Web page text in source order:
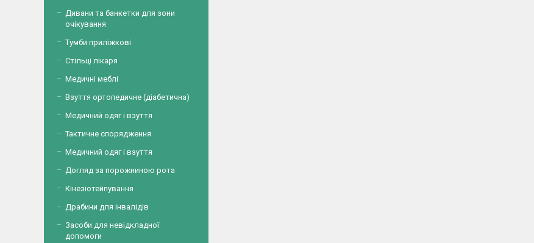
Дивани та банкетки для зони
очікування
Тумби приліжкові
Стільці лікаря
Медичні меблі
Взуття ортопедичне (діабетична)
Медичний одяг і взуття
Тактичне спорядження
Медичний одяг і взуття
Догляд за порожниною рота
Кінезіотейпування
Драбини для інвалідів
Засоби для невідкладної
допомоги